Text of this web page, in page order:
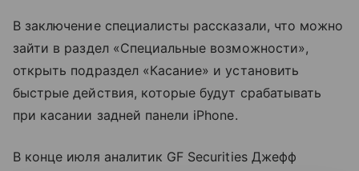
В заключение специалисты рассказали, что можно
зайти в раздел «Специальные возможности»,
открыть подраздел «Касание» и установить
быстрые действия, которые будут срабатывать
при касании задней панели iPhone.
В конце июля аналитик GF Securities Джефф